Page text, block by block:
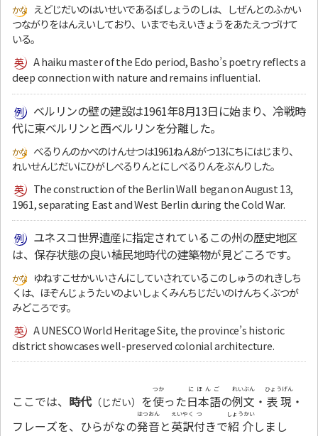
えどじだいのはいせいであるばしょうのしは、しぜんとのふかい
つながりをはんえいしており、いまでもえいきょうをあたえつづけて
いる。
A haiku master of the Edo period, Basho’s poetry reflects a
deep connection with nature and remains influential.
ベルリンの壁の建設は1961年8月13日に始まり、冷戦時
代に東ベルリンと西ベルリンを分離した。
べるりんのかべのけんせつは1961ねん8がつ13にちにはじまり、
れいせんじだいにひがしべるりんとにしべるりんをぶんりした。
The construction of the Berlin Wall began on August 13,
1961, separating East and West Berlin during the Cold War.
ユネスコ世界遺産に指定されているこの州の歴史地区
は、保存状態の良い植民地時代の建築物が見どころです。
ゆねすこせかいいさんにしていされているこのしゅうのれきしち
くは、ほぞんじょうたいのよいしょくみんちじだいのけんちくぶつが
みどころです。
A UNESCO World Heritage Site, the province’s historic
district showcases well-preserved colonial architecture.
ここでは、 時代（じだい） を使
つか
った日本語
にほんご
の例文
れいぶん
・ 表現
ひょうげん
・
フレーズを、ひらがなの発音
はつおん
と英訳
えいやく
付
つ
きで紹介
しょうかい
しまし